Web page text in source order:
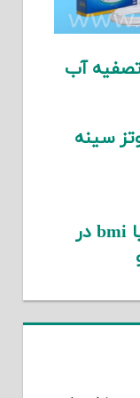
آب
سینه
نحوه محاسبه بی ام ای یا bmi در